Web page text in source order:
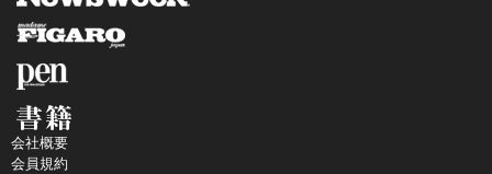
会社概要
会員規約